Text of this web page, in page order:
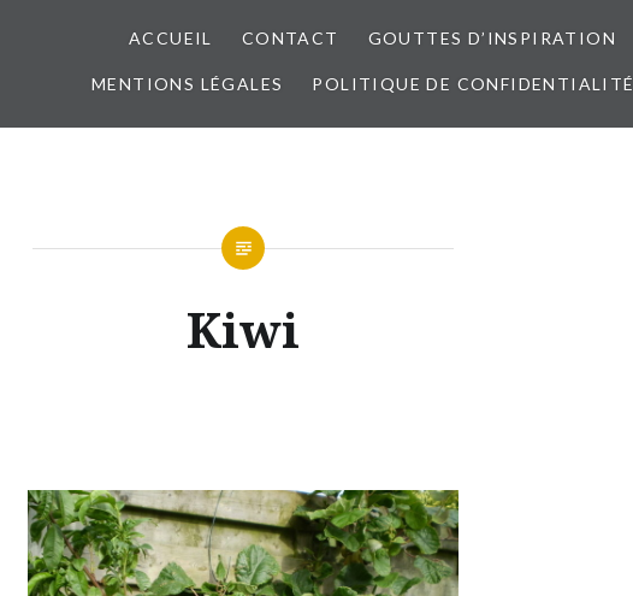
ACCUEIL CONTACT GOUTTES D’INSPIRATION
MENTIONS LÉGALES POLITIQUE DE CONFIDENTIALITÉ
Kiwi